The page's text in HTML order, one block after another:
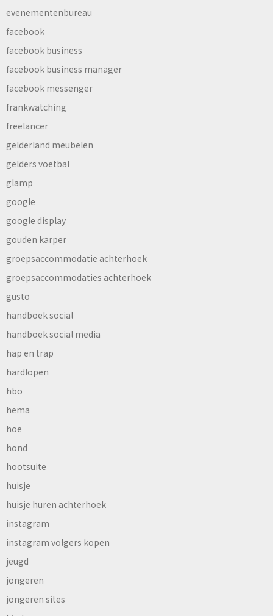
evenementenbureau
facebook
facebook business
facebook business manager
facebook messenger
frankwatching
freelancer
gelderland meubelen
gelders voetbal
glamp
google
google display
gouden karper
groepsaccommodatie achterhoek
groepsaccommodaties achterhoek
gusto
handboek social
handboek social media
hap en trap
hardlopen
hbo
hema
hoe
hond
hootsuite
huisje
huisje huren achterhoek
instagram
instagram volgers kopen
jeugd
jongeren
jongeren sites